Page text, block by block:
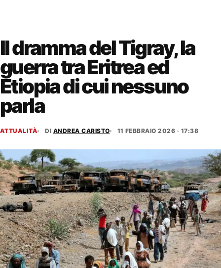
Il dramma del Tigray, la
guerra tra Eritrea ed
Etiopia di cui nessuno
parla
ATTUALITÀ DI ANDREA CARISTO 11 FEBBRAIO 2026 · 17:38